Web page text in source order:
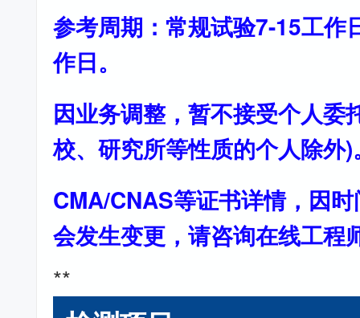
参考周期：常规试验7-15工作
作日。
因业务调整，暂不接受个人委
校、研究所等性质的个人除外)
CMA/CNAS等证书详情，因
会发生变更，请咨询在线工程
**